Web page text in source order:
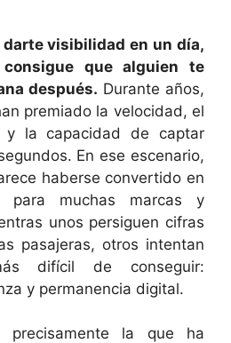
visibilidad en un día,
que alguien te
después. Durante años,
premiado la velocidad, el
y la capacidad de captar
En ese escenario,
haberse convertido en
para muchas marcas y
unos persiguen cifras
pasajeras, otros intentan
difícil de conseguir:
y permanencia digital.
precisamente la que ha